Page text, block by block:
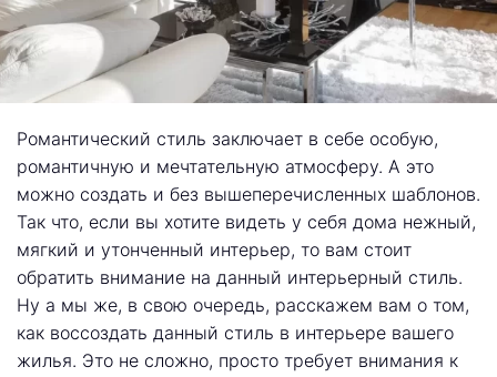
Романтический стиль заключает в себе особую,
романтичную и мечтательную атмосферу. А это
можно создать и без вышеперечисленных шаблонов.
Так что, если вы хотите видеть у себя дома нежный,
мягкий и утонченный интерьер, то вам стоит
обратить внимание на данный интерьерный стиль.
Ну а мы же, в свою очередь, расскажем вам о том,
как воссоздать данный стиль в интерьере вашего
жилья. Это не сложно, просто требует внимания к